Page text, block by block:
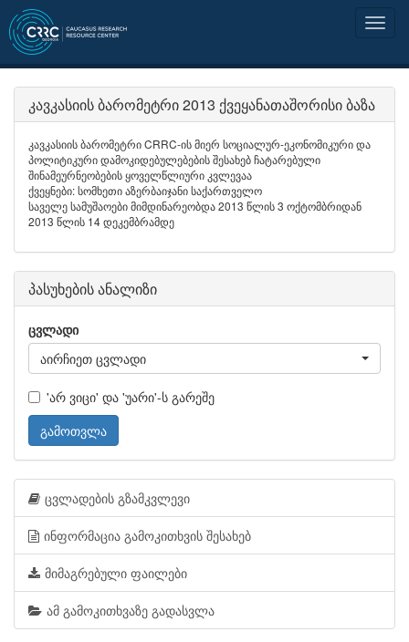
კავკასიის ბარომეტრი 2013 ქვეყანათაშორისი ბაზა
კავკასიის ბარომეტრი CRRC-ის მიერ სოციალურ-ეკონომიკური და
პოლიტიკური დამოკიდებულებების შესახებ ჩატარებული
შინამეურნეობების ყოველწლიური კვლევაა
ქვეყნები: სომხეთი აზერბაიჯანი საქართველო
საველე სამუშაოები მიმდინარეობდა 2013 წლის 3 ოქტომბრიდან
2013 წლის 14 დეკემბრამდე
პასუხების ანალიზი
ცვლადი
აირჩიეთ ცვლადი
'არ ვიცი' და 'უარი'-ს გარეშე
გამოთვლა
ცვლადების გზამკვლევი
ინფორმაცია გამოკითხვის შესახებ
მიმაგრებული ფაილები
ამ გამოკითხვაზე გადასვლა